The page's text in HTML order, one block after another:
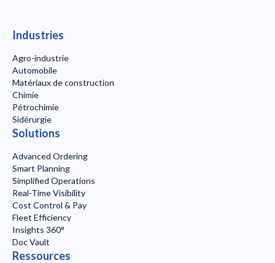
Industries
Agro-industrie
Automobile
Matériaux de construction
Chimie
Pétrochimie
Sidérurgie
Solutions
Advanced Ordering
Smart Planning
Simplified Operations
Real-Time Visibility
Cost Control & Pay
Fleet Efficiency
Insights 360°
Doc Vault
Ressources